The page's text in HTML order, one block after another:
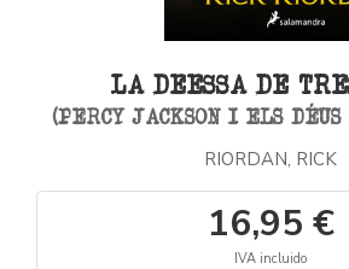
LA DEESSA DE
(PERCY JACKSON I ELS
RIORDAN, RICK
16,95 €
IVA incluido